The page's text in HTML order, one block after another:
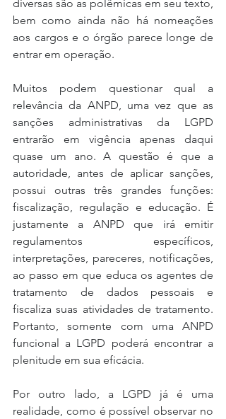
diversas são as polêmicas em seu texto,
bem como ainda não há nomeações
aos cargos e o órgão parece longe de
entrar em operação.
Muitos podem questionar qual a
relevância da ANPD, uma vez que as
sanções administrativas da LGPD
entrarão em vigência apenas daqui
quase um ano. A questão é que a
autoridade, antes de aplicar sanções,
possui outras três grandes funções:
fiscalização, regulação e educação. É
justamente a ANPD que irá emitir
regulamentos específicos,
interpretações, pareceres, notificações,
ao passo em que educa os agentes de
tratamento de dados pessoais e
fiscaliza suas atividades de tratamento.
Portanto, somente com uma ANPD
funcional a LGPD poderá encontrar a
plenitude em sua eficácia.
Por outro lado, a LGPD já é uma
realidade, como é possível observar no